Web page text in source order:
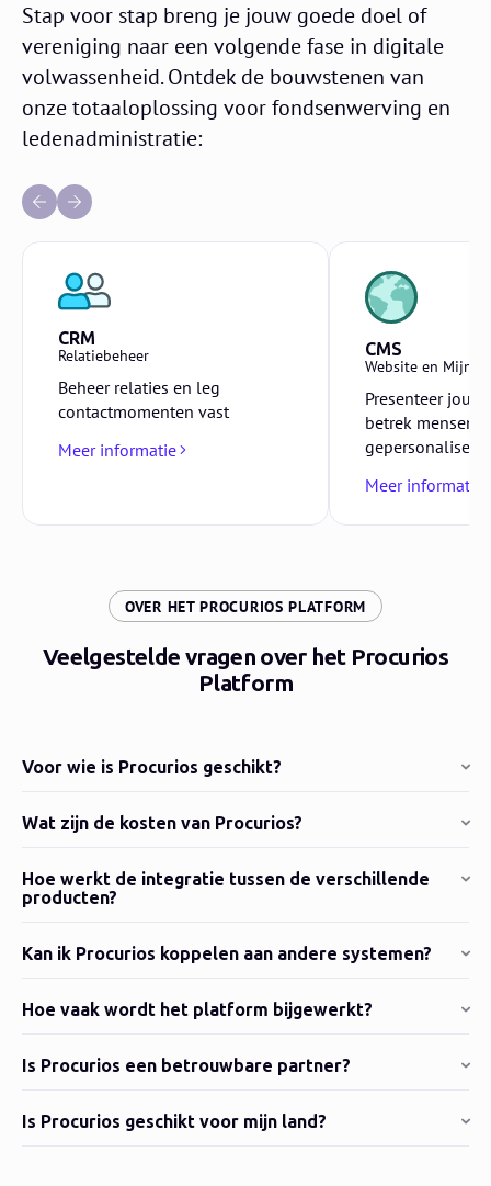
Stap voor stap breng je jouw goede doel of
vereniging naar een volgende fase in digitale
volwassenheid. Ontdek de bouwstenen van
onze totaaloplossing voor fondsenwerving en
ledenadministratie:
CRM
Relatiebeheer
Beheer relaties en leg
contactmomenten vast
Meer informatie
CMS
Website en Mijn-
Presenteer
betrek mensen
Meer informatie
OVER HET PROCURIOS PLATFORM:
Veelgestelde vragen over het Procurios
Platform
Voor wie is Procurios geschikt?
Wat zijn de kosten van Procurios?
Hoe werkt de integratie tussen de verschillende
producten?
Kan ik Procurios koppelen aan andere systemen?
Hoe vaak wordt het platform bijgewerkt?
Is Procurios een betrouwbare partner?
Is Procurios geschikt voor mijn land?